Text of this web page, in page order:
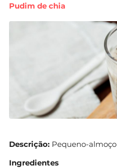
Pudim de chia
Descrição: Pequeno-almoço
Ingredientes